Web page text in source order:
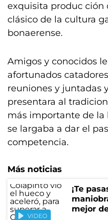
exquisita produc ción
clásico de la cultura
bonaerense.
Amigos y conocidos
afortunados
reuniones y juntadas
presentara al
más importante de la
se largaba a dar el
competencia.
Más noticias
VIDEO
¡Te
mejor